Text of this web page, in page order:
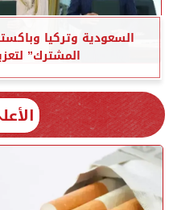
السعودية وتركيا
المشترك”